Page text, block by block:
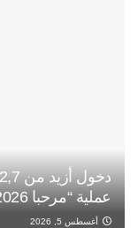
عملية “مرحبا 2026”
أغسطس 5, 2026